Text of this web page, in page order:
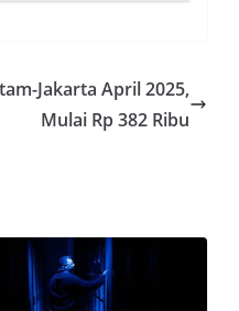
Jakarta April 2025,
Mulai Rp 382 Ribu